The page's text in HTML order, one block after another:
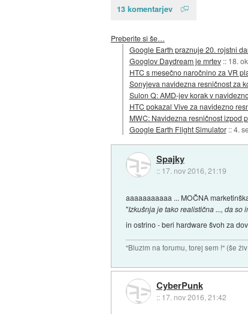
13 komentarjev
Preberite si še…
Google Earth praznuje 20. rojstni
Googlov Daydream je mrtev :: 18.
HTC s mesečno naročnino za VR
Sonyjeva navidezna resničnost za
Sulon Q: AMD-jev korak v
HTC pokazal Vive za navidezno
MWC: Navidezna resničnost izpod
Google Earth Flight Simulator ::4.
Spajky
:: 17. nov 2016, 21:19
aaaaaaaaaaa ... MOČNA
"Izkušnja je tako realistična ..., da
in ostrino - beri hardware švoh za
"Bluzim na forumu, torej sem !" (še
CyberPunk
:: 17. nov 2016, 21:42